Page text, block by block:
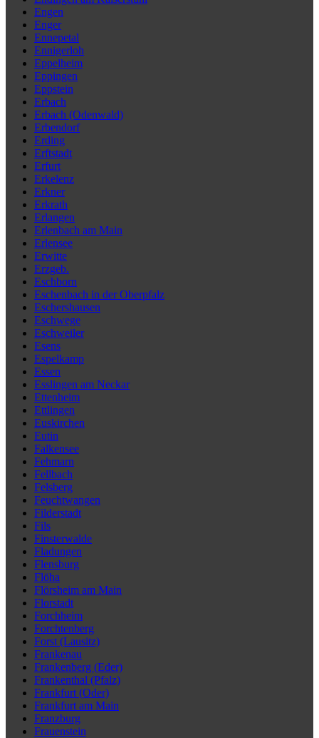
Engen
Enger
Ennepetal
Ennigerloh
Eppelheim
Eppingen
Eppstein
Erbach
Erbach (Odenwald)
Erbendorf
Erding
Erftstadt
Erfurt
Erkelenz
Erkner
Erkrath
Erlangen
Erlenbach am Main
Erlensee
Erwitte
Erzgeb.
Eschborn
Eschenbach in der Oberpfalz
Eschershausen
Eschwege
Eschweiler
Esens
Espelkamp
Essen
Esslingen am Neckar
Ettenheim
Ettlingen
Euskirchen
Eutin
Falkensee
Fehmarn
Fellbach
Felsberg
Feuchtwangen
Filderstadt
Fils
Finsterwalde
Fladungen
Flensburg
Flöha
Flörsheim am Main
Florstadt
Forchheim
Forchtenberg
Forst (Lausitz)
Frankenau
Frankenberg (Eder)
Frankenthal (Pfalz)
Frankfurt (Oder)
Frankfurt am Main
Franzburg
Frauenstein